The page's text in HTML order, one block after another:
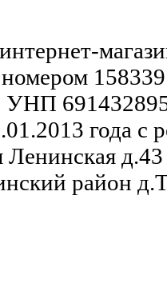
158339
года с
Ленинская
район